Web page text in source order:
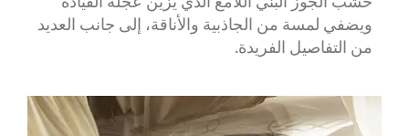
ويضفي لمسة من الجاذبية والأناقة، إلى جانب العديد
من التفاصيل الفريدة.